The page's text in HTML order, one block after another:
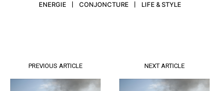
ENERGIE
CONJONCTURE LIFE & STYLE
PREVIOUS ARTICLE NEXT ARTICLE